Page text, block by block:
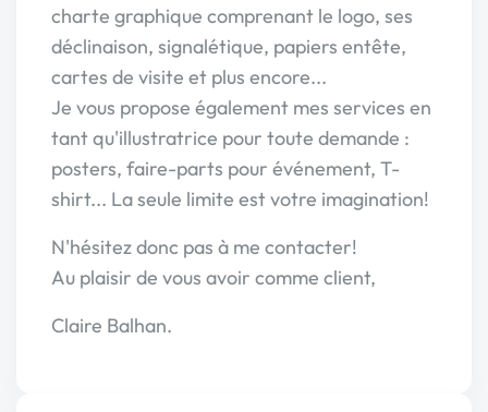
charte graphique comprenant le logo, ses
déclinaison, signalétique, papiers entête,
cartes de visite et plus encore...
Je vous propose également mes services en
tant qu'illustratrice pour toute demande :
posters, faire-parts pour événement, T-
shirt... La seule limite est votre imagination!
N'hésitez donc pas à me contacter!
Au plaisir de vous avoir comme client,
Claire Balhan.